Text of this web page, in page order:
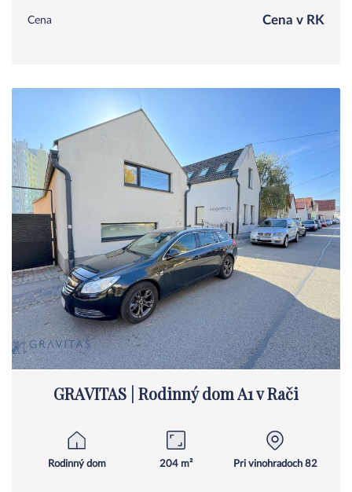
Cena Cena v RK
GRAVITAS | Rodinný dom A1 v Rači
Rodinný dom 204 m² Pri vinohradoch 82